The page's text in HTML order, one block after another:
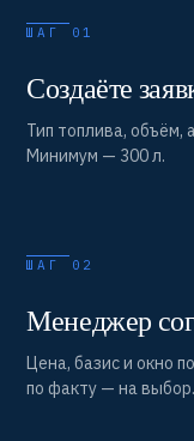
ШАГ 01
Создаёте
Тип топлива, объём,
Минимум — 300 л.
ШАГ 02
Менеджер
Цена, базис и окно
по факту — на выбор.